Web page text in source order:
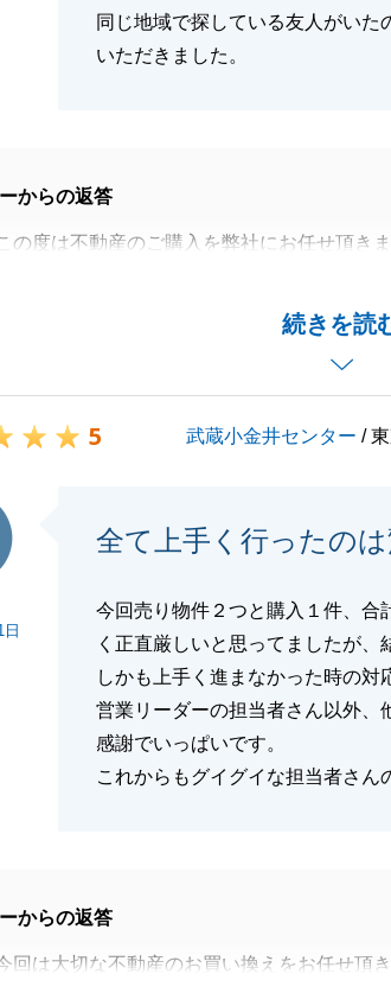
同じ地域で探している友人がいた
いただきました。
続きを読
からの返答
の度は不動産のご購入を弊社にお任せ頂き
と買主様のご縁を良い形でお繋ぎできたこと
速にご丁寧にご対応いただき誠にありがとう
もお困りの事がございましたら、お気軽にご
よろしくお願い申し上げます。
5 武蔵小金井センター /
全て上手く行ったの
今回売り物件２つと購入１件、合
く正直厳しいと思ってましたが、
しかも上手く進まなかった時の対
営業リーダーの担当者さん以外、
感謝でいっぱいです。
これからもグイグイな担当者さん
からの返答
回は大切な不動産のお買い換えをお任せ頂